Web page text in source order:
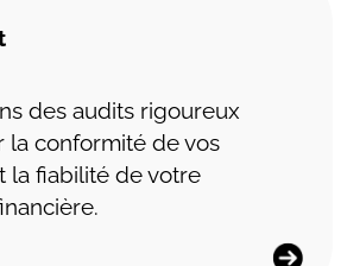
des audits rigoureux
la conformité de vos
la fiabilité de votre